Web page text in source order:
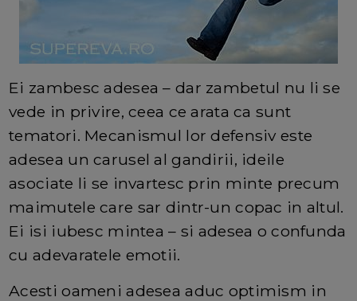
Ei zambesc adesea – dar zambetul nu li se
vede in privire, ceea ce arata ca sunt
tematori. Mecanismul lor defensiv este
adesea un carusel al gandirii, ideile
asociate li se invartesc prin minte precum
maimutele care sar dintr-un copac in altul.
Ei isi iubesc mintea – si adesea o confunda
cu adevaratele emotii.
Acesti oameni adesea aduc optimism in